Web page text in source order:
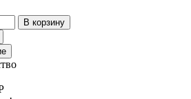
В корзину